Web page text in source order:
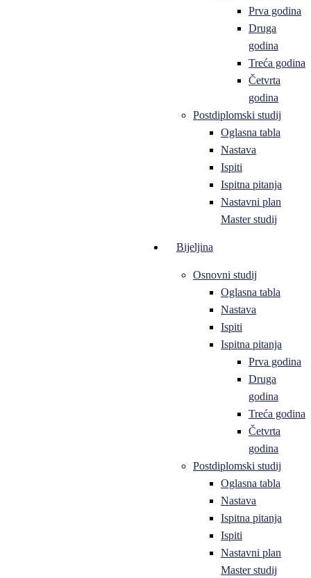
Prva godina
Druga
godina
Treća godina
Četvrta
godina
Postdiplomski studij
Oglasna tabla
Nastava
Ispiti
Ispitna pitanja
Nastavni plan
Master studij
Bijeljina
Osnovni studij
Oglasna tabla
Nastava
Ispiti
Ispitna pitanja
Prva godina
Druga
godina
Treća godina
Četvrta
godina
Postdiplomski studij
Oglasna tabla
Nastava
Ispitna pitanja
Ispiti
Nastavni plan
Master studij